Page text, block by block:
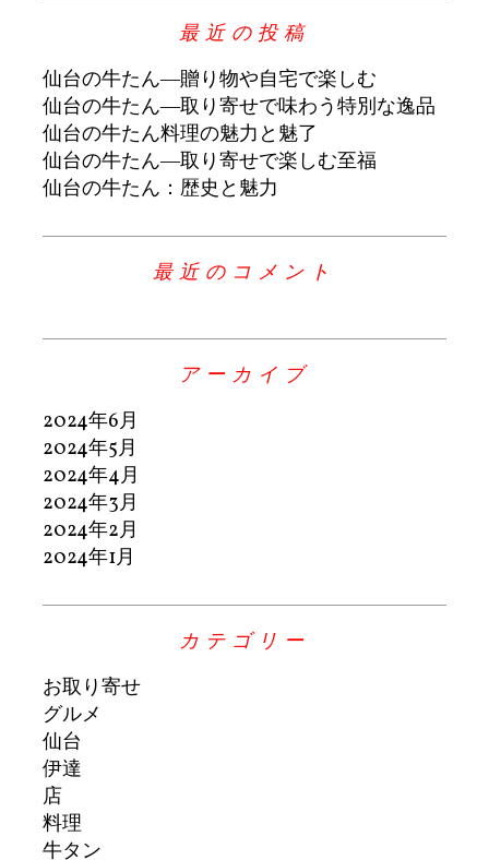
最近の投稿
仙台の牛たん―贈り物や自宅で楽しむ
仙台の牛たん―取り寄せで味わう特別な逸品
仙台の牛たん料理の魅力と魅了
仙台の牛たん―取り寄せで楽しむ至福
仙台の牛たん：歴史と魅力
最近のコメント
アーカイブ
2024年6月
2024年5月
2024年4月
2024年3月
2024年2月
2024年1月
カテゴリー
お取り寄せ
グルメ
仙台
伊達
店
料理
牛タン